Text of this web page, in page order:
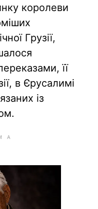
королеви
Грузії,
її
в Єрусалимі
із